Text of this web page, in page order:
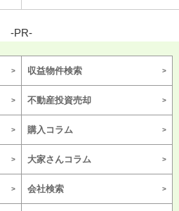
-PR-
収益物件検索
不動産投資売却
購入コラム
大家さんコラム
会社検索